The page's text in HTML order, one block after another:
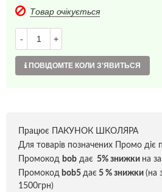
Товар очікується
- +
ПОВІДОМТЕ КОЛИ З'ЯВИТЬСЯ
Працює ПАКУНОК ШКОЛЯРА
Для товарів позначених Промо діє
Промокод bob дає 5% знижки на
Промокод bob5 дає 5 % знижки (на
1500грн)